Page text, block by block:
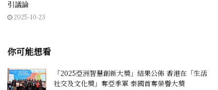
引議論
2025-10-23
你可能想看
「2025亞洲智慧創新大獎」結果公佈 香港在「生活
社交及文化獎」奪亞季軍 泰國首奪榮譽大獎